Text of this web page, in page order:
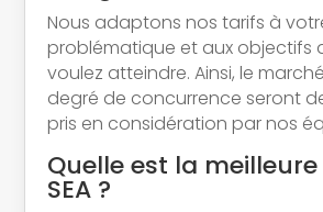
Nous adaptons nos tarifs à
problématique et aux objectifs
voulez atteindre. Ainsi, le
degré de concurrence seront
pris en considération par nos
Quelle est la
SEA ?